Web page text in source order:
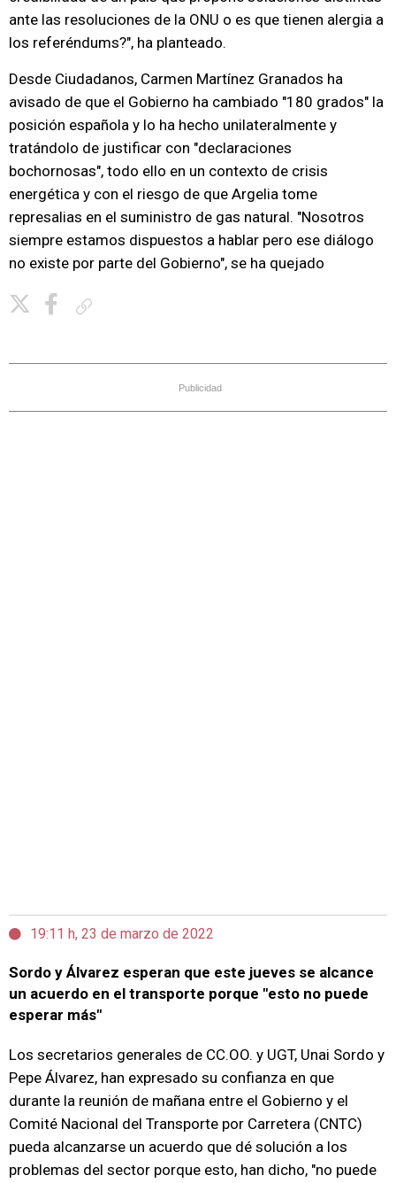
ante las resoluciones de la ONU o es que tienen alergia a
los referéndums?", ha planteado.
Desde Ciudadanos, Carmen Martínez Granados ha
avisado de que el Gobierno ha cambiado "180 grados" la
posición española y lo ha hecho unilateralmente y
tratándolo de justificar con "declaraciones
bochornosas", todo ello en un contexto de crisis
energética y con el riesgo de que Argelia tome
represalias en el suministro de gas natural. "Nosotros
siempre estamos dispuestos a hablar pero ese diálogo
no existe por parte del Gobierno", se ha quejado
Publicidad
19:11 h, 23 de marzo de 2022
Sordo y Álvarez esperan que este jueves se alcance
un acuerdo en el transporte porque "esto no puede
esperar más"
Los secretarios generales de CC.OO. y UGT, Unai Sordo y
Pepe Álvarez, han expresado su confianza en que
durante la reunión de mañana entre el Gobierno y el
Comité Nacional del Transporte por Carretera (CNTC)
pueda alcanzarse un acuerdo que dé solución a los
problemas del sector porque esto, han dicho, "no puede